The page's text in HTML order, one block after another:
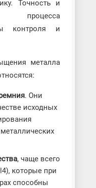
Точность и
процесса
контроля и
металла
. Они
исходных
, чаще всего
которые при
способны